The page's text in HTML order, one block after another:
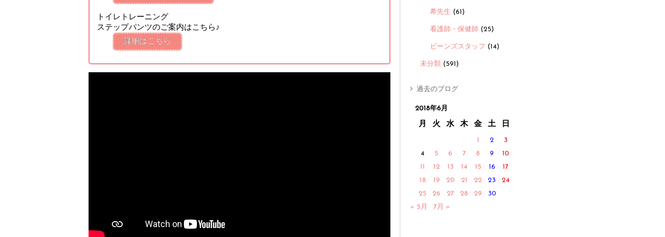
トイレトレーニング
ステップパンツのご案内はこちら♪
詳細はこちら
希先生 (61)
看護師・保健師 (25)
ビーンズスタッフ (14)
未分類 (591)
過去のブログ
2018年6月
月 火 水 木 金 土 日
1 2
3
4
5 6 7 8 9
10
11
12 13 14 15 16
17
18
19 20 21 22 23
24
25
26 27 28 29
30
« 5月
7月 »